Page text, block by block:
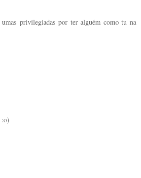
privilegiadas por ter alguém como tu na